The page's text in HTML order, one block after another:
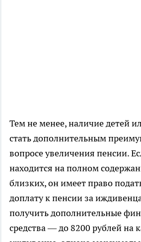
Тем не менее, наличие детей
стать дополнительным
вопросе увеличения пенсии.
находится на полном
близких, он имеет право
доплату к пенсии за
получить дополнительные
средства — до 8200 рублей на